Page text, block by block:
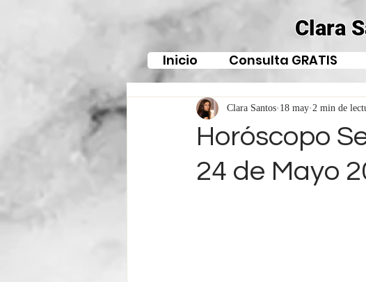
Clara
Inicio Consulta GRATIS
Horóscopo
24 de Mayo
Clara Santos 18 may2 min de